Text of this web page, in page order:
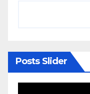
Posts Slider